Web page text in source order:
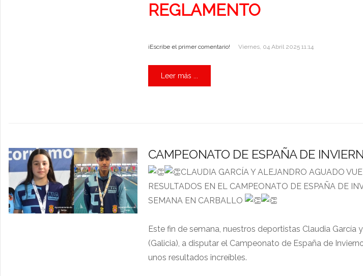
REGLAMENTO
¡Escribe el primer comentario! Viernes, 04 Abril 2025 11:14
Leer más ...
CAMPEONATO DE ESPAÑA DE
CLAUDIA GARCÍA Y ALEJANDRO AGUADO
RESULTADOS EN EL CAMPEONATO DE ESPAÑA DE
SEMANA EN CARBALLO
Este fin de semana, nuestros deportistas Claudia García
(Galicia), a disputar el Campeonato de España de
unos resultados increíbles.